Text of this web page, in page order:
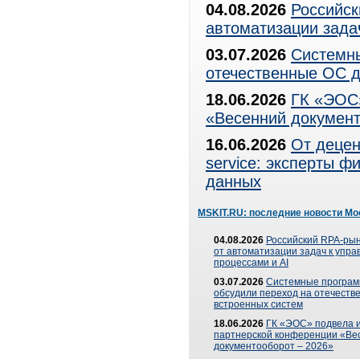
04.08.2026
автоматизации
03.07.2026
отечественные ОС
18.06.2026 ГК
«Весенний
16.06.2026 От
service: эксперты
данных
MSKIT.RU: последние новости
04.08.2026 Российский RPA-
от автоматизации задач к
процессами и AI
03.07.2026 Системные
обсудили переход на
встроенных систем
18.06.2026 ГК «ЭОС» подвела
партнерской конференции
документооборот – 2026»